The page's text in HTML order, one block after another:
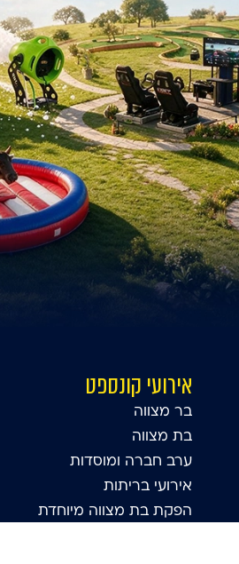
אירועי קונספט
בר מצווה
בת מצווה
ערב חברה ומוסדות
אירועי בריתות
הפקת בת מצווה מיוחדת